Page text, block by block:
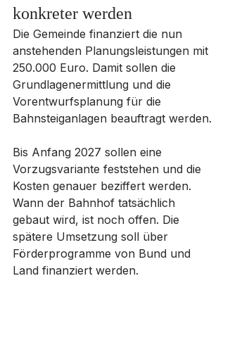
konkreter werden
Die Gemeinde finanziert die nun
anstehenden Planungsleistungen mit
250.000 Euro. Damit sollen die
Grundlagenermittlung und die
Vorentwurfsplanung für die
Bahnsteiganlagen beauftragt werden.
Bis Anfang 2027 sollen eine
Vorzugsvariante feststehen und die
Kosten genauer beziffert werden.
Wann der Bahnhof tatsächlich
gebaut wird, ist noch offen. Die
spätere Umsetzung soll über
Förderprogramme von Bund und
Land finanziert werden.